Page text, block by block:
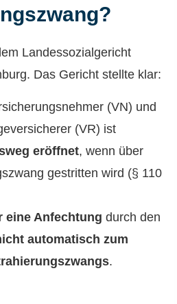
Landessozialgericht
Das Gericht stellte klar:
(VN) und
(VR) ist
eröffnet, wenn über
gestritten wird (§ 110
eine Anfechtung durch den
automatisch zum
.